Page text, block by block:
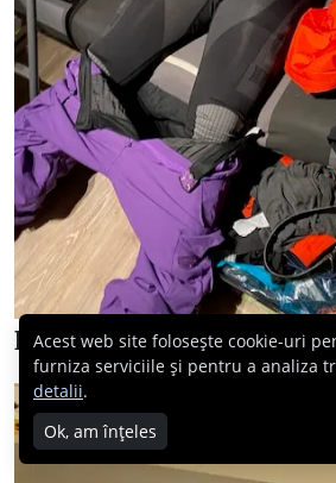
Dar apoi am luat-o din
Acest web site folosește cookie-uri
furniza serviciile și pentru a analiza
detalii.
Ok, am înțeles